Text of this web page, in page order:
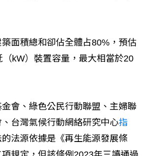
面積總和卻佔全體占80%，預估
kW）裝置容量，最大相當於20
會、綠色公民行動聯盟、主婦聯
台灣氣候行動網絡研究中心指
的法源依據是《再生能源發展條